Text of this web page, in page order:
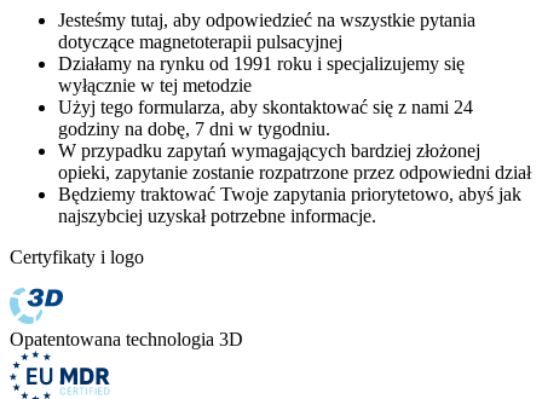
Jesteśmy tutaj, aby odpowiedzieć na wszystkie pytania
dotyczące magnetoterapii pulsacyjnej
Działamy na rynku od 1991 roku i specjalizujemy się
wyłącznie w tej metodzie
Użyj tego formularza, aby skontaktować się z nami 24
godziny na dobę, 7 dni w tygodniu.
W przypadku zapytań wymagających bardziej złożonej
opieki, zapytanie zostanie rozpatrzone przez odpowiedni dział
Będziemy traktować Twoje zapytania priorytetowo, abyś jak
najszybciej uzyskał potrzebne informacje.
Certyfikaty i logo
Opatentowana technologia 3D